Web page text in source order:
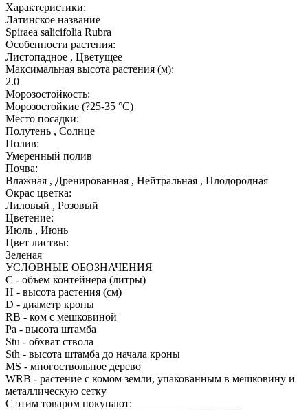
Характеристики:
Латинское название
Spiraea salicifolia Rubra
Особенности растения:
Листопадное , Цветущее
Максимальная высота растения (м):
2.0
Морозостойкость:
Морозостойкие (?25-35 °С)
Место посадки:
Полутень , Солнце
Полив:
Умеренный полив
Почва:
Влажная , Дренированная , Нейтральная , Плодородная
Окрас цветка:
Лиловый , Розовый
Цветение:
Июль , Июнь
Цвет листвы:
Зеленая
УСЛОВНЫЕ ОБОЗНАЧЕНИЯ
С - объем контейнера (литры)
H - высота растения (см)
D - диаметр кроны
RB - ком с мешковиной
Pa - высота штамба
Stu - обхват ствола
Sth - высота штамба до начала кроны
MS - многоствольное дерево
WRB - растение с комом земли, упакованным в мешковину и
металлическую сетку
С этим товаром покупают: